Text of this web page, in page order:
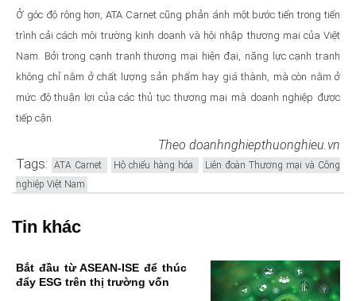
Ở góc độ rộng hơn, ATA Carnet cũng phản ánh một bước tiến trong tiến
trình cải cách môi trường kinh doanh và hội nhập thương mại của Việt
Nam. Bởi trong cạnh tranh thương mại hiện đại, năng lực cạnh tranh
không chỉ nằm ở chất lượng sản phẩm hay giá thành, mà còn nằm ở
mức độ thuận lợi của các thủ tục thương mại mà doanh nghiệp được
tiếp cận.
Theo doanhnghiepthuonghieu.vn
Tags: ATA Carnet Hộ chiếu hàng hóa
Liên đoàn Thương mại và Công
nghiệp Việt Nam
Tin khác
Bắt đầu từ ASEAN-ISE để thúc
đẩy ESG trên thị trường vốn